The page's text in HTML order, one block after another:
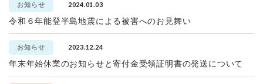
お知らせ 2024.01.03
令和６年能登半島地震による被害へのお見舞い
お知らせ 2023.12.24
年末年始休業のお知らせと寄付金受領証明書の発送について